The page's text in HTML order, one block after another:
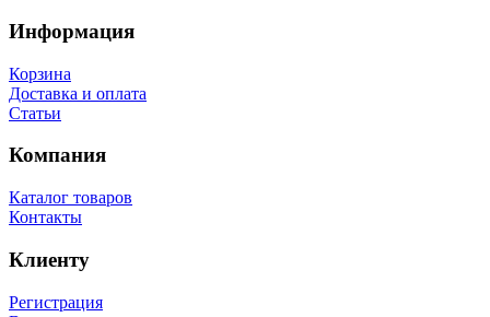
Информация
Корзина
Доставка и оплата
Статьи
Компания
Каталог товаров
Контакты
Клиенту
Регистрация